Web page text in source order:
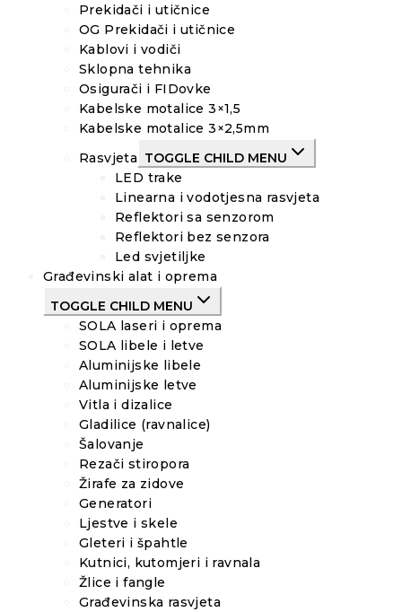
Prekidači i utičnice
OG Prekidači i utičnice
Kablovi i vodiči
Sklopna tehnika
Osigurači i FIDovke
Kabelske motalice 3×1,5
Kabelske motalice 3×2,5mm
Rasvjeta TOGGLE CHILD MENU
LED trake
Linearna i vodotjesna rasvjeta
Reflektori sa senzorom
Reflektori bez senzora
Led svjetiljke
Građevinski alat i oprema
TOGGLE CHILD MENU
SOLA laseri i oprema
SOLA libele i letve
Aluminijske libele
Aluminijske letve
Vitla i dizalice
Gladilice (ravnalice)
Šalovanje
Rezači stiropora
Žirafe za zidove
Generatori
Ljestve i skele
Gleteri i špahtle
Kutnici, kutomjeri i ravnala
Žlice i fangle
Građevinska rasvjeta